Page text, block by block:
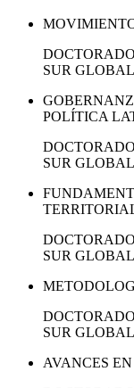
SUR GLOBAL
POLÍTICA
SUR GLOBAL
SUR GLOBAL
SUR GLOBAL
AVANCES